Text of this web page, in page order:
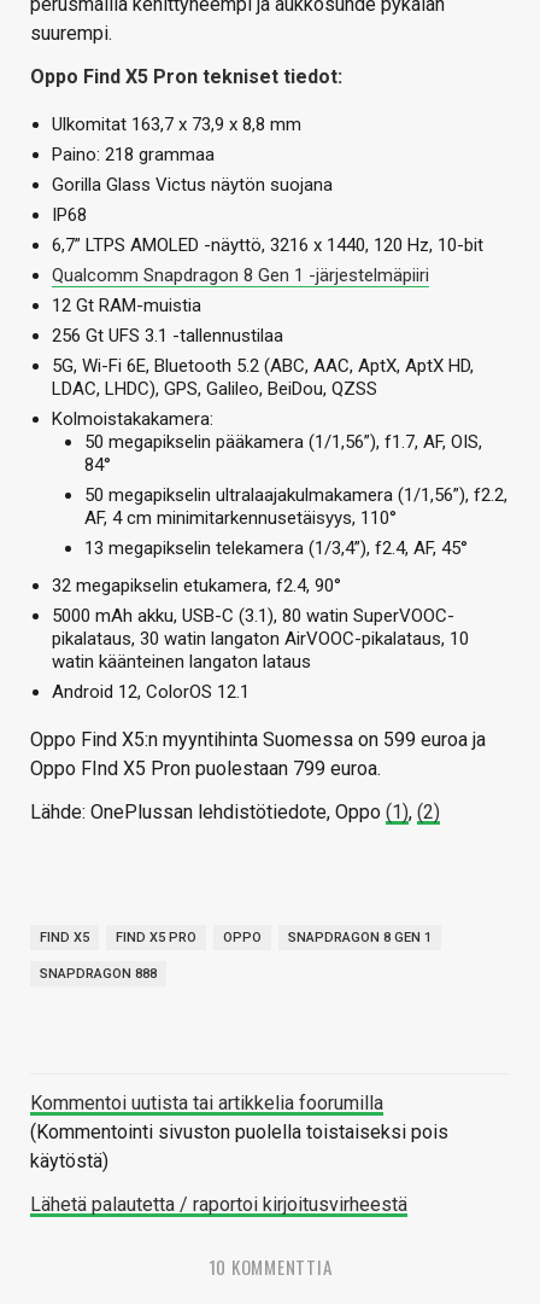
suurempi.
Oppo Find X5 Pron tekniset tiedot:
Ulkomitat 163,7 x 73,9 x 8,8 mm
Paino: 218 grammaa
Gorilla Glass Victus näytön suojana
IP68
6,7” LTPS AMOLED -näyttö, 3216 x 1440, 120 Hz, 10-bit
Qualcomm Snapdragon 8 Gen 1 -järjestelmäpiiri
12 Gt RAM-muistia
256 Gt UFS 3.1 -tallennustilaa
5G, Wi-Fi 6E, Bluetooth 5.2 (ABC, AAC, AptX, AptX HD,
LDAC, LHDC), GPS, Galileo, BeiDou, QZSS
Kolmoistakakamera:
50 megapikselin pääkamera (1/1,56”), f1.7, AF, OIS,
84°
50 megapikselin ultralaajakulmakamera (1/1,56”), f2.2,
AF, 4 cm minimitarkennusetäisyys, 110°
13 megapikselin telekamera (1/3,4”), f2.4, AF, 45°
32 megapikselin etukamera, f2.4, 90°
5000 mAh akku, USB-C (3.1), 80 watin SuperVOOC-
pikalataus, 30 watin langaton AirVOOC-pikalataus, 10
watin käänteinen langaton lataus
Android 12, ColorOS 12.1
Oppo Find X5:n myyntihinta Suomessa on 599 euroa ja
Oppo FInd X5 Pron puolestaan 799 euroa.
Lähde: OnePlussan lehdistötiedote, Oppo (1), (2)
FIND X5 FIND X5 PRO OPPO SNAPDRAGON 8 GEN 1
SNAPDRAGON 888
Kommentoi uutista tai artikkelia foorumilla
(Kommentointi sivuston puolella toistaiseksi pois
käytöstä)
Lähetä palautetta / raportoi kirjoitusvirheestä
10 KOMMENTTIA